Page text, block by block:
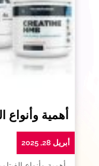
أهمية وأنواع
أبريل 28, 2025